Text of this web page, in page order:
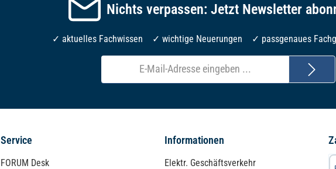
Nichts verpassen: Jetzt Newsletter
✓ aktuelles Fachwissen ✓ wichtige Neuerungen ✓ passgenaues
Service
FORUM Desk
Informationen
Elektr. Geschäftsverkehr